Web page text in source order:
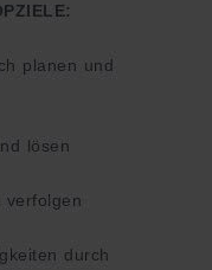
planen und
lösen
verfolgen
durch